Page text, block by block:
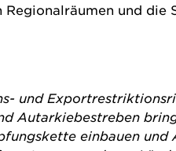
und die
und
Autarkiebestreben
einbauen und